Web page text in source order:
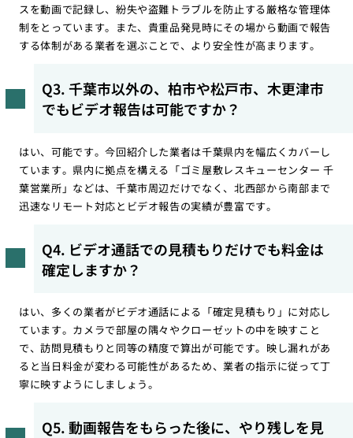
スを動画で記録し、紛失や盗難トラブルを防止する厳格な管理体
制をとっています。また、貴重品発見時にその場から動画で報告
する体制がある業者を選ぶことで、より安全性が高まります。
Q3. 千葉市以外の、柏市や松戸市、木更津市
でもビデオ報告は可能ですか？
はい、可能です。今回紹介した業者は千葉県内を幅広くカバーし
ています。県内に拠点を構える「ゴミ屋敷レスキューセンター 千
葉営業所」などは、千葉市周辺だけでなく、北西部から南部まで
迅速なリモート対応とビデオ報告の実績が豊富です。
Q4. ビデオ通話での見積もりだけでも料金は
確定しますか？
はい、多くの業者がビデオ通話による「確定見積もり」に対応し
ています。カメラで部屋の隅々やクローゼットの中を映すこと
で、訪問見積もりと同等の精度で算出が可能です。映し漏れがあ
ると当日料金が変わる可能性があるため、業者の指示に従って丁
寧に映すようにしましょう。
Q5. 動画報告をもらった後に、やり残しを見